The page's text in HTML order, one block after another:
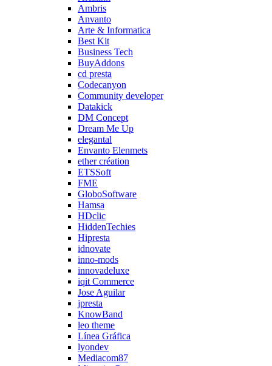
Ambris
Anvanto
Arte & Informatica
Best Kit
Business Tech
BuyAddons
cd presta
Codecanyon
Community developer
Datakick
DM Concept
Dream Me Up
elegantal
Envanto Elenmets
ether création
ETSSoft
FME
GloboSoftware
Hamsa
HDclic
HiddenTechies
Hipresta
idnovate
inno-mods
innovadeluxe
iqit Commerce
Jose Aguilar
jpresta
KnowBand
leo theme
Línea Gráfica
lyondev
Mediacom87